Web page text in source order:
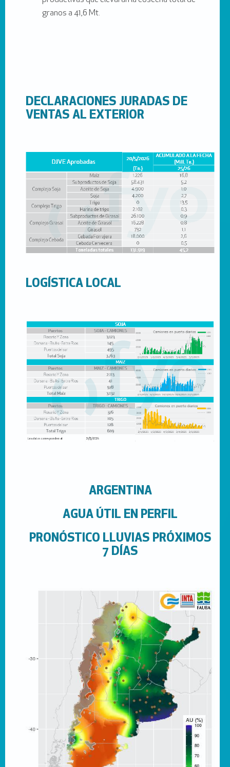
granos a 41,6 Mt.
DECLARACIONES JURADAS DE
VENTAS AL EXTERIOR
LOGÍSTICA LOCAL
ARGENTINA
AGUA ÚTIL EN PERFIL
PRONÓSTICO LLUVIAS PRÓXIMOS
7 DÍAS